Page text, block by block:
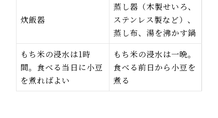
炊飯器
蒸し器（木製せいろ、
ステンレス製など）、
蒸し布、湯を沸かす鍋
もち米の浸水は1時
間。食べる当日に小豆
を煮ればよい
もち米の浸水は一晩。
食べる前日から小豆を
煮る